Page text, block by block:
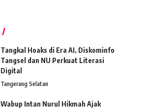
Tangkal Hoaks di Era AI, Diskominfo
Tangsel dan NU Perkuat Literasi
Digital
Tangerang Selatan
Wabup Intan Nurul Hikmah Ajak